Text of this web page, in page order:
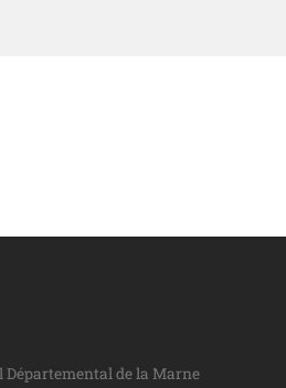
Départemental de la Marne